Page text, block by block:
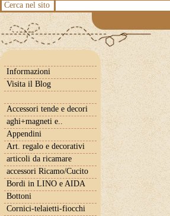
Cerca nel sito
Informazioni
Visita il Blog
Accessori tende e decori
aghi+magneti e..
Appendini
Art. regalo e decorativi
articoli da ricamare
accessori Ricamo/Cucito
Bordi in LINO e AIDA
Bottoni
Cornici-telaietti-fiocchi